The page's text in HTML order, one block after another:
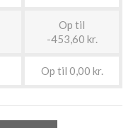
Op til
-453,60 kr.
Op til 0,00 kr.